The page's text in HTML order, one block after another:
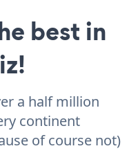
best in
a half million
continent
of course not)